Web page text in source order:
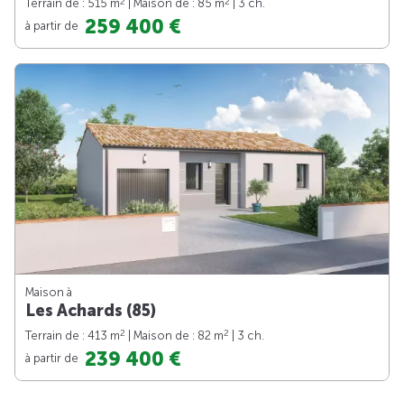
Terrain de : 515 m | Maison de : 85 m
| 3 ch.
à partir de 259 400 €
Maison à
Les Achards (85)
Terrain de : 413 m2 | Maison de : 82 m2
| 3 ch.
à partir de 239 400 €